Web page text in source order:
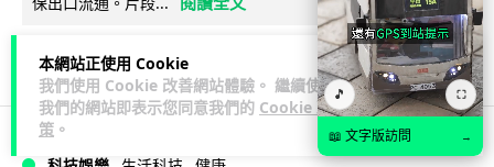
本網站正使用 Cookie
我們使用 Cookie 改善網站體驗。 繼續使用
我們的網站即表示您同意我們的 Cookie 政
策 。
71 23
🎵 ⛶
📖 文字版訪問 →